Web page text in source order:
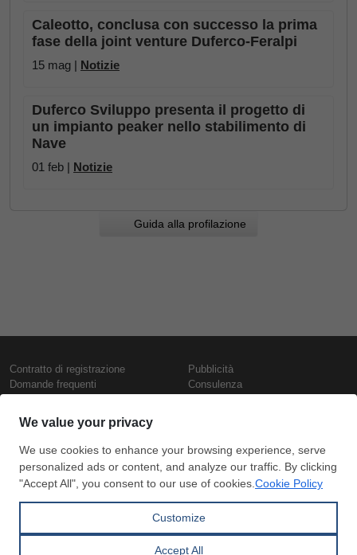
Caleotto, conclusa con successo la prima
fase della joint venture Duferco-Feralpi
15 mag | Notizie
Duferco Sviluppo presenta il progetto di
un impianto peaker nello stabilimento di
Nave
01 feb | Notizie
Guida alla profilazione
Contratto di registrazione
Domande frequenti
Presentazione
Contattaci
Termini di utilizzo
Politica di riservatezza
Pubblicità
Consulenza
Prezzi e indici
Prezzi giornalieri rottame
Marketplace Inc.
Tutti i diritti riservati